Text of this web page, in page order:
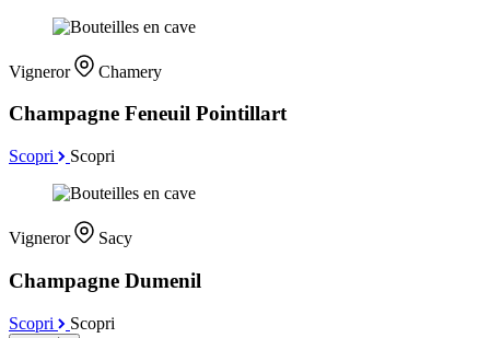
Vigneror Chamery
Champagne Feneuil Pointillart
Scopri Scopri
Vigneror Sacy
Champagne Dumenil
Scopri Scopri